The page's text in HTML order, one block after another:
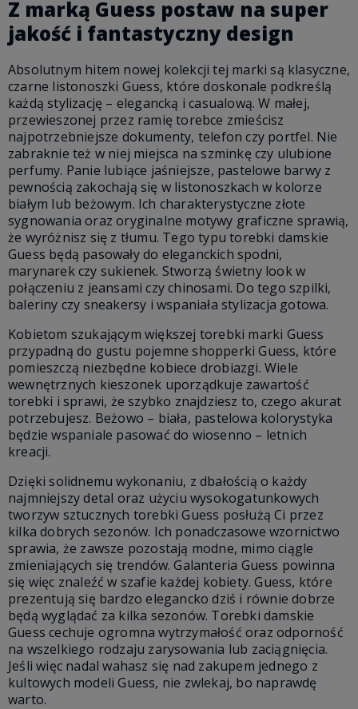
Z marką Guess postaw na super
jakość i fantastyczny design
Absolutnym hitem nowej kolekcji tej marki są klasyczne,
czarne listonoszki Guess, które doskonale podkreślą
każdą stylizację – elegancką i casualową. W małej,
przewieszonej przez ramię torebce zmieścisz
najpotrzebniejsze dokumenty, telefon czy portfel. Nie
zabraknie też w niej miejsca na szminkę czy ulubione
perfumy. Panie lubiące jaśniejsze, pastelowe barwy z
pewnością zakochają się w listonoszkach w kolorze
białym lub beżowym. Ich charakterystyczne złote
sygnowania oraz oryginalne motywy graficzne sprawią,
że wyróżnisz się z tłumu. Tego typu torebki damskie
Guess będą pasowały do eleganckich spodni,
marynarek czy sukienek. Stworzą świetny look w
połączeniu z jeansami czy chinosami. Do tego szpilki,
baleriny czy sneakersy i wspaniała stylizacja gotowa.
Kobietom szukającym większej torebki marki Guess
przypadną do gustu pojemne shopperki Guess, które
pomieszczą niezbędne kobiece drobiazgi. Wiele
wewnętrznych kieszonek uporządkuje zawartość
torebki i sprawi, że szybko znajdziesz to, czego akurat
potrzebujesz. Beżowo – biała, pastelowa kolorystyka
będzie wspaniale pasować do wiosenno – letnich
kreacji.
Dzięki solidnemu wykonaniu, z dbałością o każdy
najmniejszy detal oraz użyciu wysokogatunkowych
tworzyw sztucznych torebki Guess posłużą Ci przez
kilka dobrych sezonów. Ich ponadczasowe wzornictwo
sprawia, że zawsze pozostają modne, mimo ciągle
zmieniających się trendów. Galanteria Guess powinna
się więc znaleźć w szafie każdej kobiety. Guess, które
prezentują się bardzo elegancko dziś i równie dobrze
będą wyglądać za kilka sezonów. Torebki damskie
Guess cechuje ogromna wytrzymałość oraz odporność
na wszelkiego rodzaju zarysowania lub zaciągnięcia.
Jeśli więc nadal wahasz się nad zakupem jednego z
kultowych modeli Guess, nie zwlekaj, bo naprawdę
warto.